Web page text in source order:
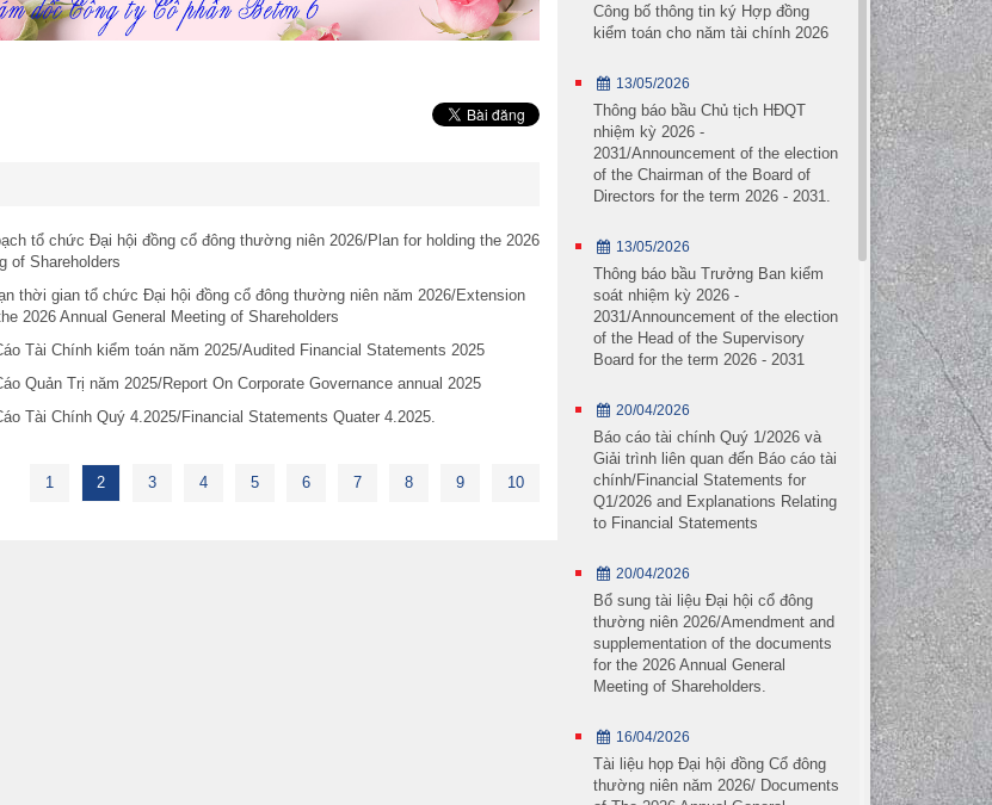
tổ chức Đại hội đồng cổ đông thường niên 2026/Plan for holding the 2026
of Shareholders
thời gian tổ chức Đại hội đồng cổ đông thường niên năm 2026/Extension
2026 Annual General Meeting of Shareholders
Tài Chính kiểm toán năm 2025/Audited Financial Statements 2025
Quản Trị năm 2025/Report On Corporate Governance annual 2025
Tài Chính Quý 4.2025/Financial Statements Quater 4.2025.
1 2 3 4 5 6 7 8 9 10
Công bố thông tin ký Hợp đồng
kiểm toán cho năm tài chính 2026
13/05/2026
Thông báo bầu Chủ tịch HĐQT
nhiệm kỳ 2026 -
2031/Announcement of the election
of the Chairman of the Board of
Directors for the term 2026 - 2031.
13/05/2026
Thông báo bầu Trưởng Ban kiểm
soát nhiệm kỳ 2026 -
2031/Announcement of the election
of the Head of the Supervisory
Board for the term 2026 - 2031
20/04/2026
Báo cáo tài chính Quý 1/2026 và
Giải trình liên quan đến Báo cáo tài
chính/Financial Statements for
Q1/2026 and Explanations Relating
to Financial Statements
20/04/2026
Bổ sung tài liệu Đại hội cổ đông
thường niên 2026/Amendment and
supplementation of the documents
for the 2026 Annual General
Meeting of Shareholders.
16/04/2026
Tài liệu họp Đại hội đồng Cổ đông
thường niên năm 2026/ Documents
Dầm bê tông
Dầm chữ U
Cọc ống ly tâm
Cọc ván bê tông
Segment
Hồ sơ doanh nghiệp